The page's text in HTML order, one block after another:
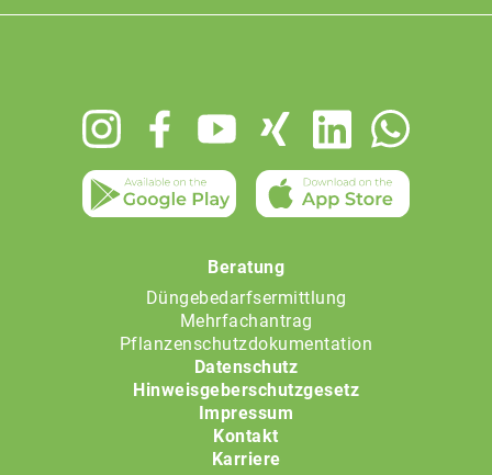
Beratung
Düngebedarfsermittlung
Mehrfachantrag
Pflanzenschutzdokumentation
Datenschutz
Hinweisgeberschutzgesetz
Impressum
Kontakt
Karriere